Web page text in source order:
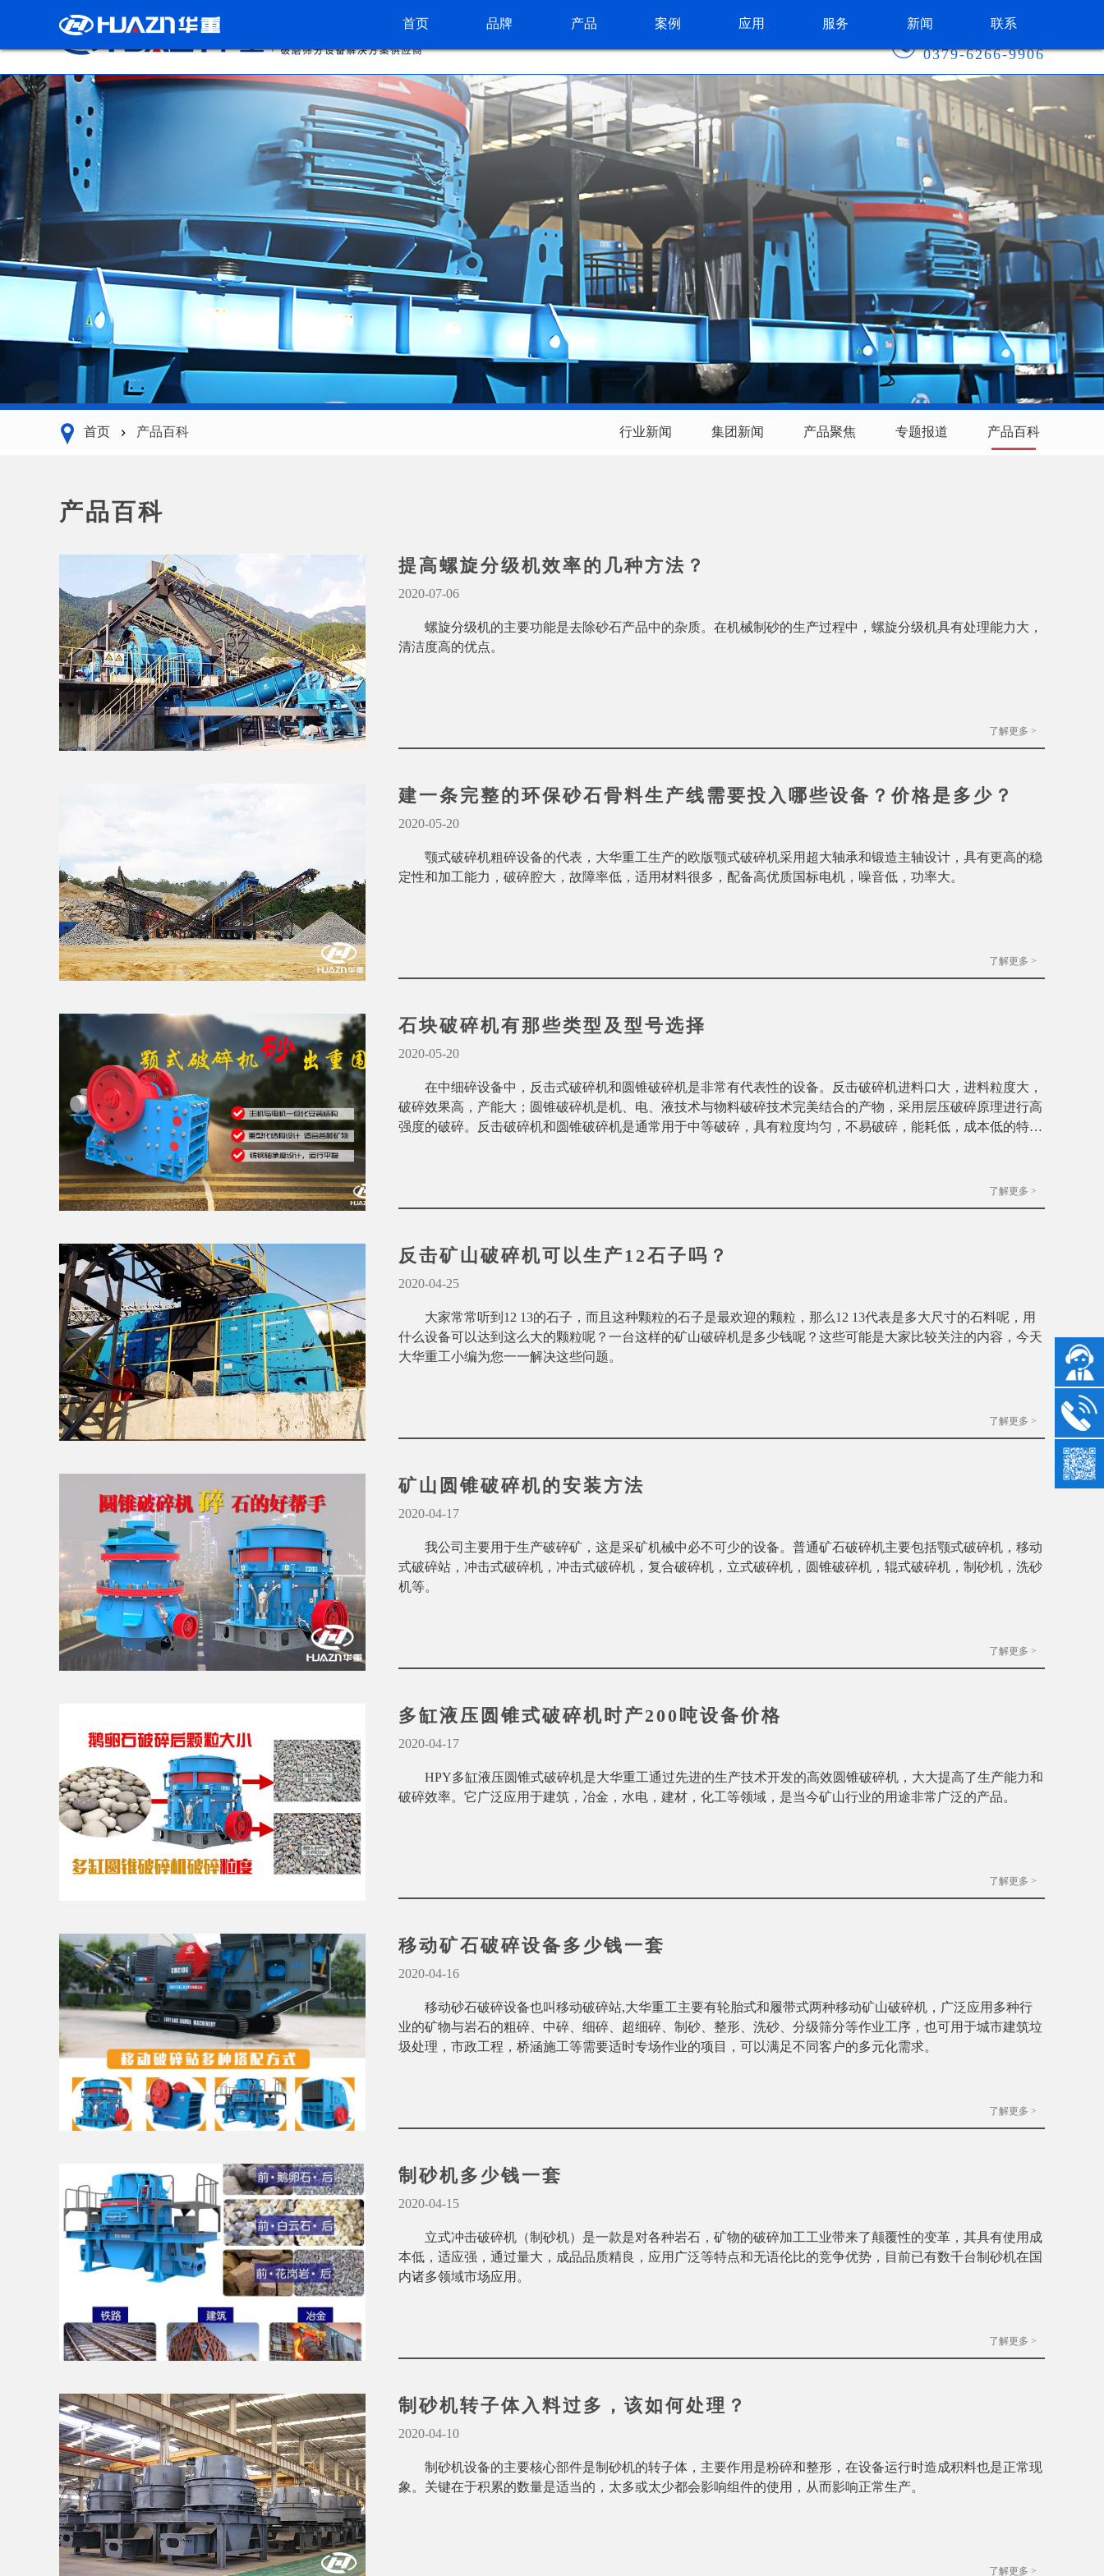
0379-6266-9906
首页 品牌 产品 案例 应用 服务 新闻 联系
首页 产品百科 行业新闻 集团新闻 产品聚焦 专题报道 产品百科
产品百科
提高螺旋分级机效率的几种方法？
2020-07-06
螺旋分级机的主要功能是去除砂石产品中的杂质。在机械制砂的生产过程中，螺旋分级机具有处理能力大，
清洁度高的优点。
了解更多 >
建一条完整的环保砂石骨料生产线需要投入哪些设备？价格是多少？
2020-05-20
颚式破碎机粗碎设备的代表，大华重工生产的欧版颚式破碎机采用超大轴承和锻造主轴设计，具有更高的稳
定性和加工能力，破碎腔大，故障率低，适用材料很多，配备高优质国标电机，噪音低，功率大。
了解更多 >
石块破碎机有那些类型及型号选择
2020-05-20
在中细碎设备中，反击式破碎机和圆锥破碎机是非常有代表性的设备。反击破碎机进料口大，进料粒度大，
破碎效果高，产能大；圆锥破碎机是机、电、液技术与物料破碎技术完美结合的产物，采用层压破碎原理进行高
强度的破碎。反击破碎机和圆锥破碎机是通常用于中等破碎，具有粒度均匀，不易破碎，能耗低，成本低的特
了解更多 >
反击矿山破碎机可以生产12石子吗？
2020-04-25
大家常常听到12 13的石子，而且这种颗粒的石子是最欢迎的颗粒，那么12 13代表是多大尺寸的石料呢，用
什么设备可以达到这么大的颗粒呢？一台这样的矿山破碎机是多少钱呢？这些可能是大家比较关注的内容，今天
大华重工小编为您一一解决这些问题。
了解更多 >
矿山圆锥破碎机的安装方法
2020-04-17
我公司主要用于生产破碎矿，这是采矿机械中必不可少的设备。普通矿石破碎机主要包括颚式破碎机，移动
式破碎站，冲击式破碎机，冲击式破碎机，复合破碎机，立式破碎机，圆锥破碎机，辊式破碎机，制砂机，洗砂
机等。
了解更多 >
多缸液压圆锥式破碎机时产200吨设备价格
2020-04-17
HPY多缸液压圆锥式破碎机是大华重工通过先进的生产技术开发的高效圆锥破碎机，大大提高了生产能力和
破碎效率。它广泛应用于建筑，冶金，水电，建材，化工等领域，是当今矿山行业的用途非常广泛的产品。
了解更多 >
移动矿石破碎设备多少钱一套
2020-04-16
移动砂石破碎设备也叫移动破碎站,大华重工主要有轮胎式和履带式两种移动矿山破碎机，广泛应用多种行
业的矿物与岩石的粗碎、中碎、细碎、超细碎、制砂、整形、洗砂、分级筛分等作业工序，也可用于城市建筑垃
圾处理，市政工程，桥涵施工等需要适时专场作业的项目，可以满足不同客户的多元化需求。
了解更多 >
制砂机多少钱一套
2020-04-15
立式冲击破碎机（制砂机）是一款是对各种岩石，矿物的破碎加工工业带来了颠覆性的变革，其具有使用成
本低，适应强，通过量大，成品品质精良，应用广泛等特点和无语伦比的竞争优势，目前已有数千台制砂机在国
内诸多领域市场应用。
了解更多 >
制砂机转子体入料过多，该如何处理？
2020-04-10
制砂机设备的主要核心部件是制砂机的转子体，主要作用是粉碎和整形，在设备运行时造成积料也是正常现
象。关键在于积累的数量是适当的，太多或太少都会影响组件的使用，从而影响正常生产。
了解更多 >